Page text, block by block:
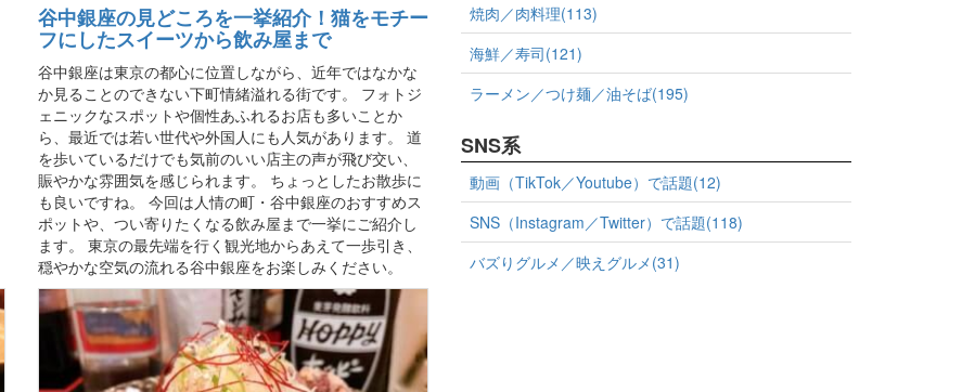
谷中銀座の見どころを一挙紹介！猫をモチー
フにしたスイーツから飲み屋まで
谷中銀座は東京の都心に位置しながら、近年ではなかな
か見ることのできない下町情緒溢れる街です。 フォトジ
ェニックなスポットや個性あふれるお店も多いことか
ら、最近では若い世代や外国人にも人気があります。 道
を歩いているだけでも気前のいい店主の声が飛び交い、
賑やかな雰囲気を感じられます。 ちょっとしたお散歩に
も良いですね。 今回は人情の町・谷中銀座のおすすめス
ポットや、つい寄りたくなる飲み屋まで一挙にご紹介し
ます。 東京の最先端を行く観光地からあえて一歩引き、
穏やかな空気の流れる谷中銀座をお楽しみください。
焼肉／肉料理(113)
海鮮／寿司(121)
ラーメン／つけ麺／油そば(195)
SNS系
動画（TikTok／Youtube）で話題(12)
SNS（Instagram／Twitter）で話題(118)
バズりグルメ／映えグルメ(31)